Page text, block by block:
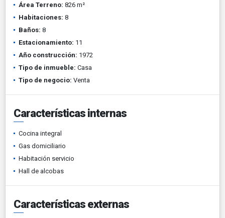
Área Terreno: 826 m²
Habitaciones: 8
Baños: 8
Estacionamiento: 11
Año construcción: 1972
Tipo de inmueble: Casa
Tipo de negocio: Venta
Características internas
Cocina integral
Gas domiciliario
Habitación servicio
Hall de alcobas
Características externas